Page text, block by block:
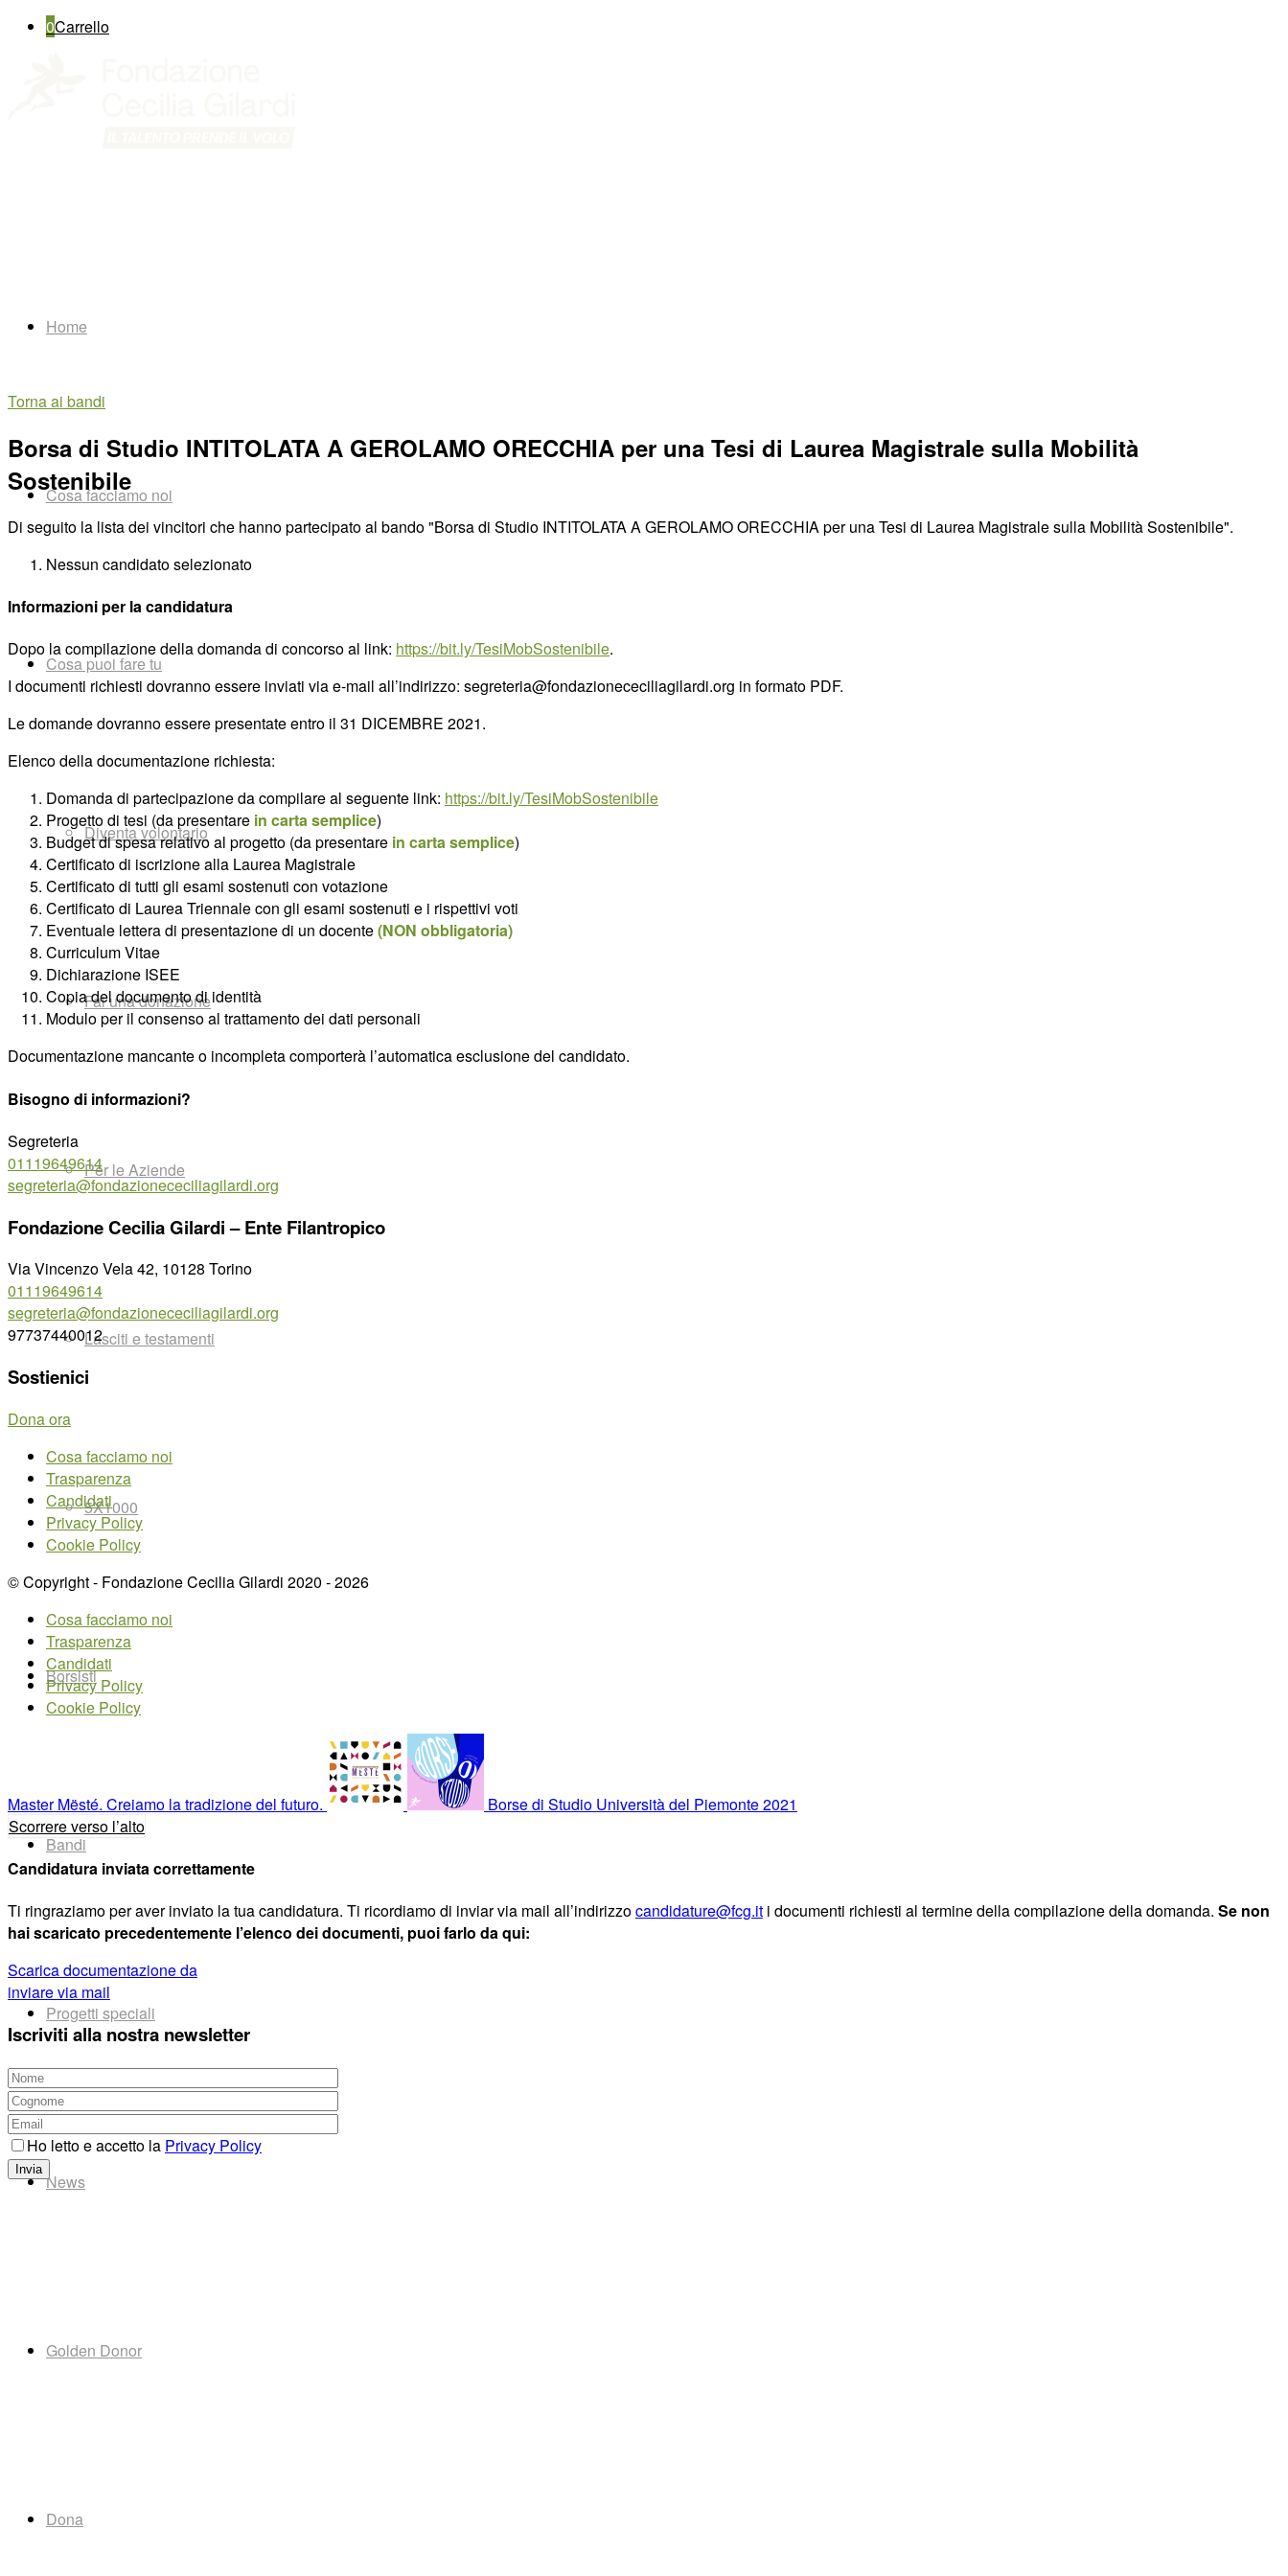
0Carrello
Home
Cosa facciamo noi
Cosa puoi fare tu
Diventa volontario
Fai una donazione
Per le Aziende
Lasciti e testamenti
5X1000
Borsisti
Bandi
Progetti speciali
News
Golden Donor
Dona
Torna ai bandi
Borsa di Studio INTITOLATA A GEROLAMO ORECCHIA per una Tesi di Laurea Magistrale sulla Mobilità
Sostenibile
Di seguito la lista dei vincitori che hanno partecipato al bando"Borsa di Studio INTITOLATA A GEROLAMO ORECCHIA per una Tesi di Laurea Magistrale sulla Mobilità Sostenibile".
Nessun candidato selezionato
Informazioni per la candidatura
Dopo la compilazione della domanda di concorso al link: https://bit.ly/TesiMobSostenibile.
I documenti richiesti dovranno essere inviati via e-mail all’indirizzo: segreteria@fondazionececiliagilardi.org in formato PDF.
Le domande dovranno essere presentate entro il 31 DICEMBRE 2021.
Elenco della documentazione richiesta:
Domanda di partecipazione da compilare al seguente link: https://bit.ly/TesiMobSostenibile
Progetto di tesi (da presentare in carta semplice)
Budget di spesa relativo al progetto (da presentare in carta semplice)
Certificato di iscrizione alla Laurea Magistrale
Certificato di tutti gli esami sostenuti con votazione
Certificato di Laurea Triennale con gli esami sostenuti e i rispettivi voti
Eventuale lettera di presentazione di un docente(NON obbligatoria)
Curriculum Vitae
Dichiarazione ISEE
Copia del documento di identità
Modulo per il consenso al trattamento dei dati personali
Documentazione mancante o incompleta comporterà l’automatica esclusione del candidato.
Bisogno di informazioni?
Segreteria
01119649614
segreteria@fondazionececiliagilardi.org
Fondazione Cecilia Gilardi – Ente Filantropico
Via Vincenzo Vela 42, 10128 Torino
01119649614
segreteria@fondazionececiliagilardi.org
97737440012
Sostienici
Dona ora
Cosa facciamo noi
Trasparenza
Candidati
Privacy Policy
Cookie Policy
© Copyright - Fondazione Cecilia Gilardi 2020 - 2026
Cosa facciamo noi
Trasparenza
Candidati
Privacy Policy
Cookie Policy
Master Mësté. Creiamo la tradizione del futuro.
Borse di Studio Università del Piemonte 2021
Scorrere verso l’alto
Candidatura inviata correttamente
Ti ringraziamo per aver inviato la tua candidatura. Ti ricordiamo di inviar via mail all’indirizzocandidature@fcg.it i documenti richiesti al termine della compilazione della domanda. Se non
hai scaricato precedentemente l’elenco dei documenti, puoi farlo da qui:
Scarica documentazione da
inviare via mail
Iscriviti alla nostra newsletter
Ho letto e accetto la Privacy Policy